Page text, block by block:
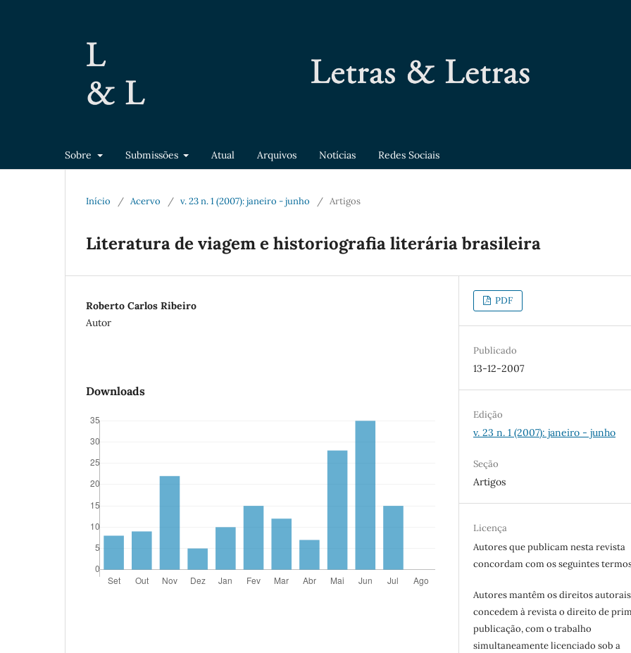
Sobre Submissões Atual Arquivos Notícias Redes Sociais
Início / Acervo / v. 23 n. 1 (2007): janeiro - junho / Artigos
Literatura de viagem e historiografia literária brasileira
Roberto Carlos Ribeiro
Autor
Downloads
PDF
Publicado
13-12-2007
Edição
v. 23 n. 1 (2007): janeiro - junho
Seção
Artigos
Licença
Autores que publicam nesta revista
concordam com os seguintes
Autores mantêm os direitos
concedem à revista o direito de
publicação, com o trabalho
simultaneamente licenciado sob a